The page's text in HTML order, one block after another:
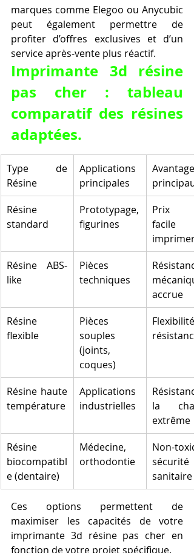
marques comme Elegoo ou Anycubic
peut également permettre de
profiter d’offres exclusives et d’un
service après-vente plus réactif.
Imprimante 3d résine
pas cher : tableau
comparatif des résines
adaptées.
Type de
Résine
Applications
principales
Avantages
principaux
Résine
standard
Prototypage,
figurines
Prix
imprimer
Résine ABS-
like
Pièces
techniques
Résistance
accrue
Résine
flexible
Pièces
souples
(joints,
coques)
résistance
Résine haute
température
Applications
industrielles
la
extrême
Résine
biocompatibl
e (dentaire)
Médecine,
orthodontie
Non-
sécurité
sanitaire
Ces options permettent de
maximiser les capacités de votre
imprimante 3d résine pas cher en
fonction de votre projet spécifique.